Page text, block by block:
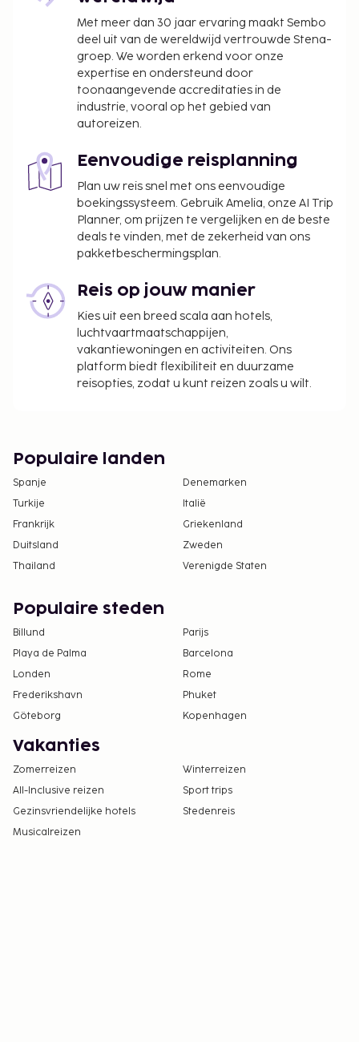
Met meer dan 30 jaar ervaring maakt Sembo
deel uit van de wereldwijd vertrouwde Stena-
groep. We worden erkend voor onze
expertise en ondersteund door
toonaangevende accreditaties in de
industrie, vooral op het gebied van
autoreizen.
Eenvoudige reisplanning
Plan uw reis snel met ons eenvoudige
boekingssysteem. Gebruik Amelia, onze AI Trip
Planner, om prijzen te vergelijken en de beste
deals te vinden, met de zekerheid van ons
pakketbeschermingsplan.
Reis op jouw manier
Kies uit een breed scala aan hotels,
luchtvaartmaatschappijen,
vakantiewoningen en activiteiten. Ons
platform biedt flexibiliteit en duurzame
reisopties, zodat u kunt reizen zoals u wilt.
Populaire landen
Spanje
Denemarken
Turkije
Italië
Frankrijk
Griekenland
Duitsland
Zweden
Thailand
Verenigde Staten
Populaire steden
Billund
Parijs
Playa de Palma
Barcelona
Londen
Rome
Frederikshavn
Phuket
Göteborg
Kopenhagen
Vakanties
Zomerreizen
Winterreizen
All-Inclusive reizen
Sport trips
Gezinsvriendelijke hotels
Stedenreis
Musicalreizen